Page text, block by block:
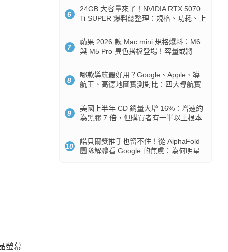
螢幕
6
24GB 大容量來了！NVIDIA RTX 5070
Ti SUPER 爆料總整理：規格、功耗、上
7
蘋果 2026 款 Mac mini 規格爆料：M6
與 M5 Pro 異色搭檔登場！容量或將
8
哪款導航最好用？Google、Apple、導
航王、高德地圖實測對比：四大導航實
9
美國上半年 CD 銷量大增 16%：增速約
為黑膠 7 倍，但購買者有一半以上根本
10
諾貝爾獎推手也留不住！從 AlphaFold
團隊解體看 Google 的焦慮：為何明星